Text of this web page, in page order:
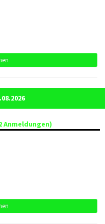
Anmeldungen)